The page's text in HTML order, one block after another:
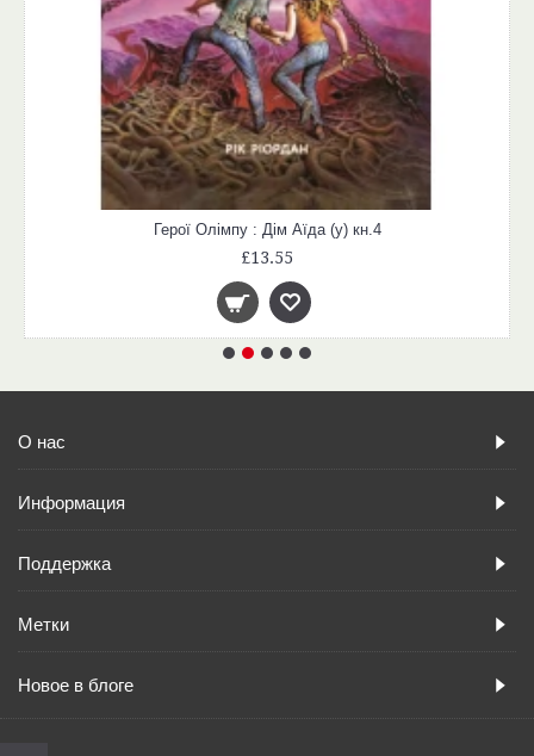
Герої Олімпу : Дім Аїда (у) кн.4
£13.55
О нас
Информация
Поддержка
Метки
Новое в блоге